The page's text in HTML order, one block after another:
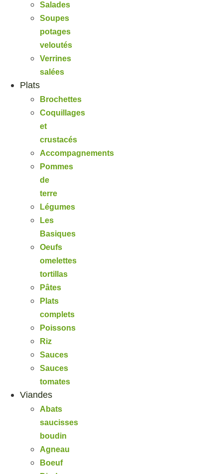
Salades
Soupes
potages
veloutés
Verrines
salées
Plats
Brochettes
Coquillages
et
crustacés
Accompagnements
Pommes
de
terre
Légumes
Les
Basiques
Oeufs
omelettes
tortillas
Pâtes
Plats
complets
Poissons
Riz
Sauces
Sauces
tomates
Viandes
Abats
saucisses
boudin
Agneau
Boeuf